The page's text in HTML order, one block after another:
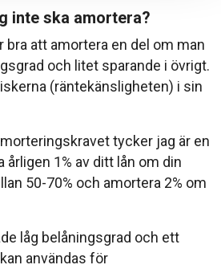
inte ska amortera?
bra att amortera en del om man
och litet sparande i övrigt.
(räntekänsligheten) i sin
tycker jag är en
årligen 1% av ditt lån om din
50-70% och amortera 2% om
låg belåningsgrad och ett
användas för